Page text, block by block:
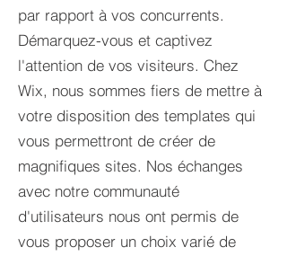
par rapport à vos concurrents.
Démarquez-vous et captivez
l'attention de vos visiteurs. Chez
Wix, nous sommes fiers de mettre à
votre disposition des templates qui
vous permettront de créer de
magnifiques sites. Nos échanges
avec notre communauté
d'utilisateurs nous ont permis de
vous proposer un choix varié de